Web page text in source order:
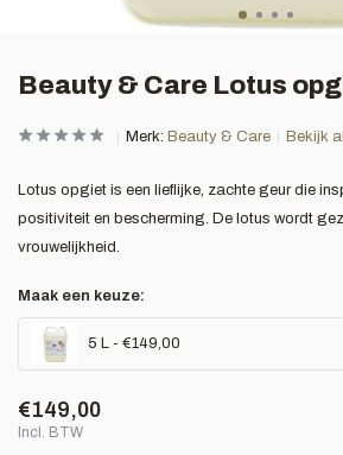
Beauty & Care Lotus
Merk: Beauty & Care Bekijk
Lotus opgiet is een lieflijke, zachte geur die
positiviteit en bescherming. De lotus wordt
vrouwelijkheid.
Maak een keuze:
5 L - €149,00
€149,00
Incl. BTW